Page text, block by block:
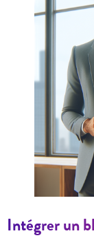
Intégrer un